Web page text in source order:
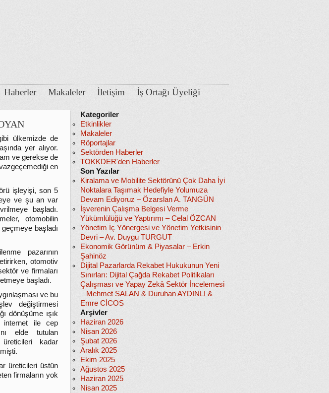
Haberler Makaleler İletişim İş Ortağı Üyeliği
ülkemizde de
yer alıyor.
ve gerekse de
en
işleyişi, son 5
ve şu an var
başladı.
otomobilin
başladı
pazarının
otomotiv
ve firmaları
başladı.
ve bu
değiştirmesi
dönüşüme ışık
internet ile cep
elde tutulan
kadar
üreticileri üstün
firmaların yok
Kategoriler
Etkinlikler
Makaleler
Röportajlar
Sektörden Haberler
TOKKDER'den Haberler
Son Yazılar
Kiralama ve Mobilite Sektörünü Çok Daha İyi
Noktalara Taşımak Hedefiyle Yolumuza
Devam Ediyoruz – Özarslan A. TANGÜN
İşverenin Çalışma Belgesi Verme
Yükümlülüğü ve Yaptırımı – Celal ÖZCAN
Yönetim İç Yönergesi ve Yönetim Yetkisinin
Devri – Av. Duygu TURGUT
Ekonomik Görünüm & Piyasalar – Erkin
Şahinöz
Dijital Pazarlarda Rekabet Hukukunun Yeni
Sınırları: Dijital Çağda Rekabet Politikaları
Çalışması ve Yapay Zekâ Sektör İncelemesi
– Mehmet SALAN & Duruhan AYDINLI &
Emre CİCOS
Arşivler
Haziran 2026
Nisan 2026
Şubat 2026
Aralık 2025
Ekim 2025
Ağustos 2025
Haziran 2025
Nisan 2025